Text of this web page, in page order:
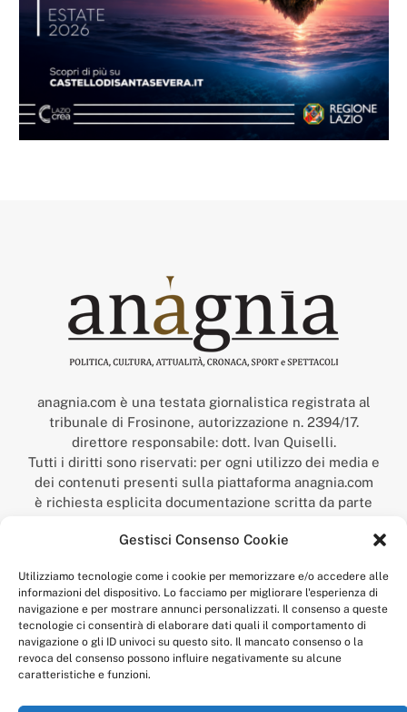
Gestisci Consenso Cookie
Utilizziamo tecnologie come i cookie per memorizzare e/o accedere alle
informazioni del dispositivo. Lo facciamo per migliorare l'esperienza di
navigazione e per mostrare annunci personalizzati. Il consenso a queste
tecnologie ci consentirà di elaborare dati quali il comportamento di
navigazione o gli ID univoci su questo sito. Il mancato consenso o la
revoca del consenso possono influire negativamente su alcune
caratteristiche e funzioni.
anagnia.com è una testata giornalistica registrata al
tribunale di Frosinone, autorizzazione n. 2394/17.
direttore responsabile: dott. Ivan Quiselli.
Tutti i diritti sono riservati: per ogni utilizzo dei media e
dei contenuti presenti sulla piattaforma anagnia.com
è richiesta esplicita documentazione scritta da parte
“Anagnia” è un marchio registrato presso l’Ufficio Italiano
Economico,
num. registrazione: 302017000014044 del 9 febbraio 2017.
Per contatti:redazione@anagnia.com